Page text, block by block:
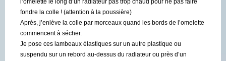
l’omelette le long d’un radiateur pas trop chaud pour ne pas faire
fondre la colle ! (attention à la poussière)
Après, j’enlève la colle par morceaux quand les bords de l’omelette
commencent à sécher.
Je pose ces lambeaux élastiques sur un autre plastique ou
suspendu sur un rebord au-dessus du radiateur ou près d’un